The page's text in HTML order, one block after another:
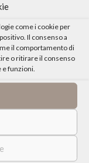
come i cookie per
Il consenso a
il comportamento di
o ritirare il consenso
funzioni.
Padre
l’IA. Storia e
ripartenze.